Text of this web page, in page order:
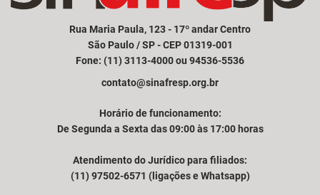
Rua Maria Paula, 123 - 17º andar Centro
São Paulo / SP - CEP 01319-001
Fone: (11) 3113-4000 ou 94536-5536
contato@sinafresp.org.br
Horário de funcionamento:
De Segunda a Sexta das 09:00 às 17:00 horas
Atendimento do Jurídico para filiados:
(11) 97502-6571 (ligações e Whatsapp)